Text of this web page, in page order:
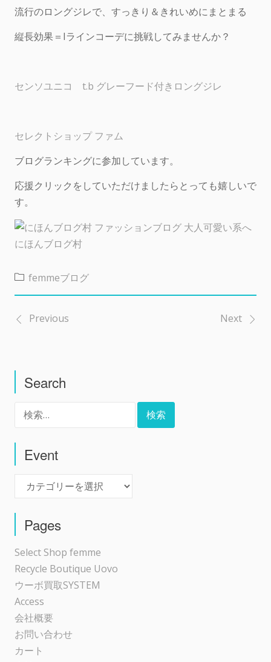
流行のロングジレで、すっきり＆きれいめにまとまる
縦長効果＝Iラインコーデに挑戦してみませんか？
センソユニコ t.b グレーフード付きロングジレ
セレクトショップ ファム
ブログランキングに参加しています。
応援クリックをしていただけましたらとっても嬉しいで
す。
にほんブログ村
femmeブログ
投
ナ
ビ
ゲ
ー
シ
ョ
ン
Previous Next
Search
Event
Pages
Select Shop femme
Recycle Boutique Uovo
ウーボ買取SYSTEM
Access
会社概要
お問い合わせ
カート